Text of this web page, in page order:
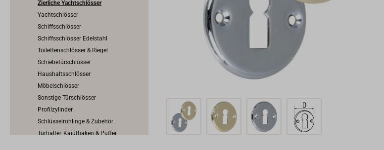
Zierliche Yachtschlösser
Yachtschlösser
Schiffsschlösser
Schiffsschlösser Edelstahl
Toilettenschlösser & Riegel
Schiebetürschlösser
Haushaltsschlösser
Möbelschlösser
Sonstige Türschlösser
Profilzylinder
Schlüsselrohlinge & Zubehör
Türhalter, Kajüthaken & Puffer